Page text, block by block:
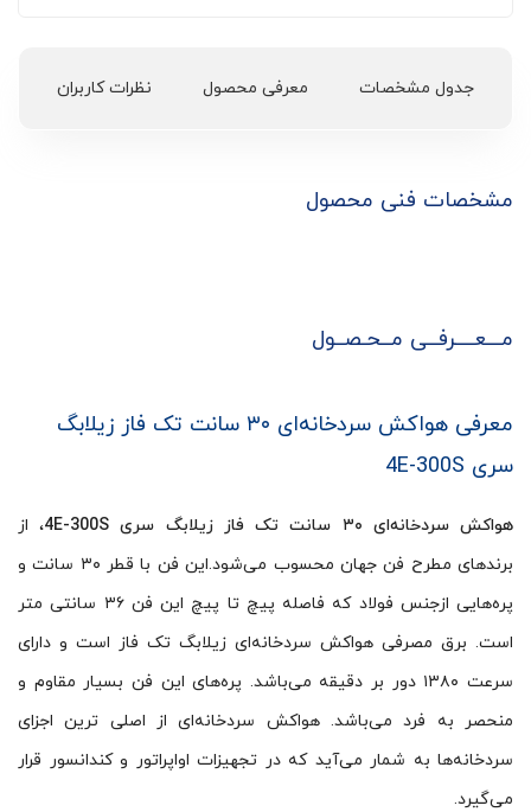
جدول مشخصات معرفی محصول نظرات کاربران
مشخصات فنی محصول
مـــعــــرفــی مــحـصــول
معرفی هواکش سردخانه‌ای ۳۰ سانت تک فاز زیلابگ
سری 4E-300S
هواکش سردخانه‌ای ۳۰ سانت تک فاز زیلابگ سری 4E-300S
، از
برندهای مطرح فن جهان محسوب می‌شود.این فن با قطر ۳۰ سانت و
پره‌هایی ازجنس فولاد که فاصله پیچ تا پیچ این فن ۳۶ سانتی متر
است. برق مصرفی هواکش سردخانه‌ای زیلابگ تک فاز است و دارای
سرعت ۱۳۸۰ دور بر دقیقه می‌باشد. پره‌های این فن بسیار مقاوم و
منحصر به فرد می‌باشد. هواکش سردخانه‌ای از اصلی ترین اجزای
سردخانه‌ها به شمار می‌آید که در تجهیزات اواپراتور و کندانسور قرار
می‌گیرد.